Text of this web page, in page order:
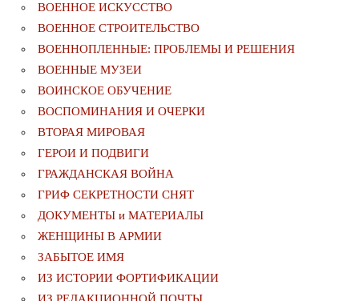
ВОЕННОЕ ИСКУССТВО
ВОЕННОЕ СТРОИТЕЛЬСТВО
ВОЕННОПЛЕННЫЕ: ПРОБЛЕМЫ И РЕШЕНИЯ
ВОЕННЫЕ МУЗЕИ
ВОИНСКОЕ ОБУЧЕНИЕ
ВОСПОМИНАНИЯ И ОЧЕРКИ
ВТОРАЯ МИРОВАЯ
ГЕРОИ И ПОДВИГИ
ГРАЖДАНСКАЯ ВОЙНА
ГРИФ СЕКРЕТНОСТИ СНЯТ
ДОКУМЕНТЫ и МАТЕРИАЛЫ
ЖЕНЩИНЫ В АРМИИ
ЗАБЫТОЕ ИМЯ
ИЗ ИСТОРИИ ФОРТИФИКАЦИИ